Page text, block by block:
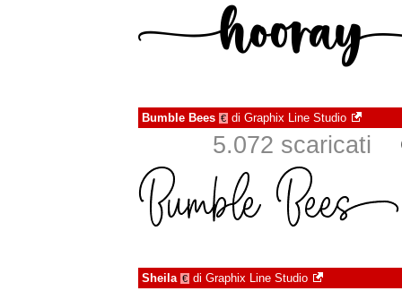
Bumble Bees € di Graphix Line Studio
5.072 scaricati
Sheila € di Graphix Line Studio